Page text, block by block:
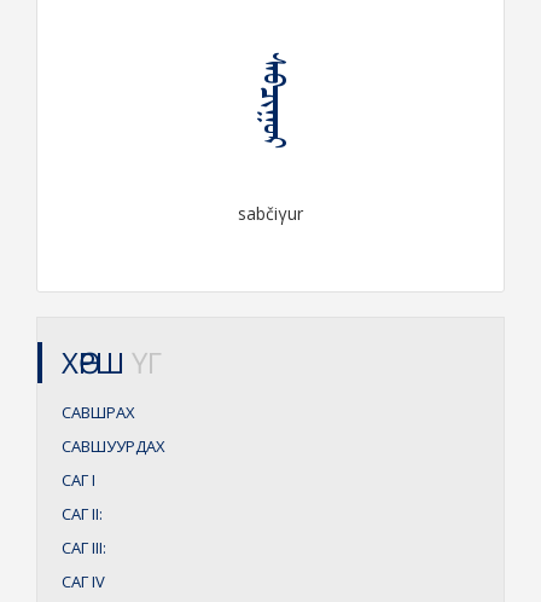
ᠰᠠᠪᠴᠢᠭᠤᠷ
sabčiγur
ХӨРШ ҮГ
САВШРАХ
САВШУУРДАХ
САГI
САГII:
САГIII:
САГIV